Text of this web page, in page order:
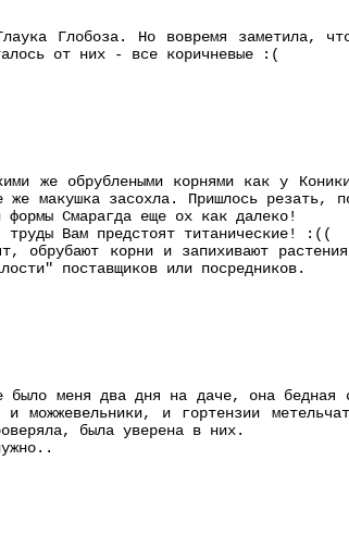
Глобоза. Но вовремя заметила,
от них - все коричневые :(
же обрублеными корнями как у
макушка засохла. Пришлось резать,
формы Смарагда еще ох как далеко!
Вам предстоят титанические! :((
обрубают корни и запихивают
поставщиков или посредников.
было меня два дня на даче, она
можжевельники, и гортензии
была уверена в них.